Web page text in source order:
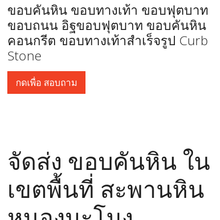
ขอบคันหิน ขอบทางเท้า ขอบฟุตบาท
ขอบถนน อิฐขอบฟุตบาท ขอบคันหิน
คอนกรีต ขอบทางเท้าสำเร็จรูป Curb
Stone
กดเพื่อ สอบถาม
จัดส่ง ขอบคันหิน ใน
เขตพื้นที่ สะพานหิน